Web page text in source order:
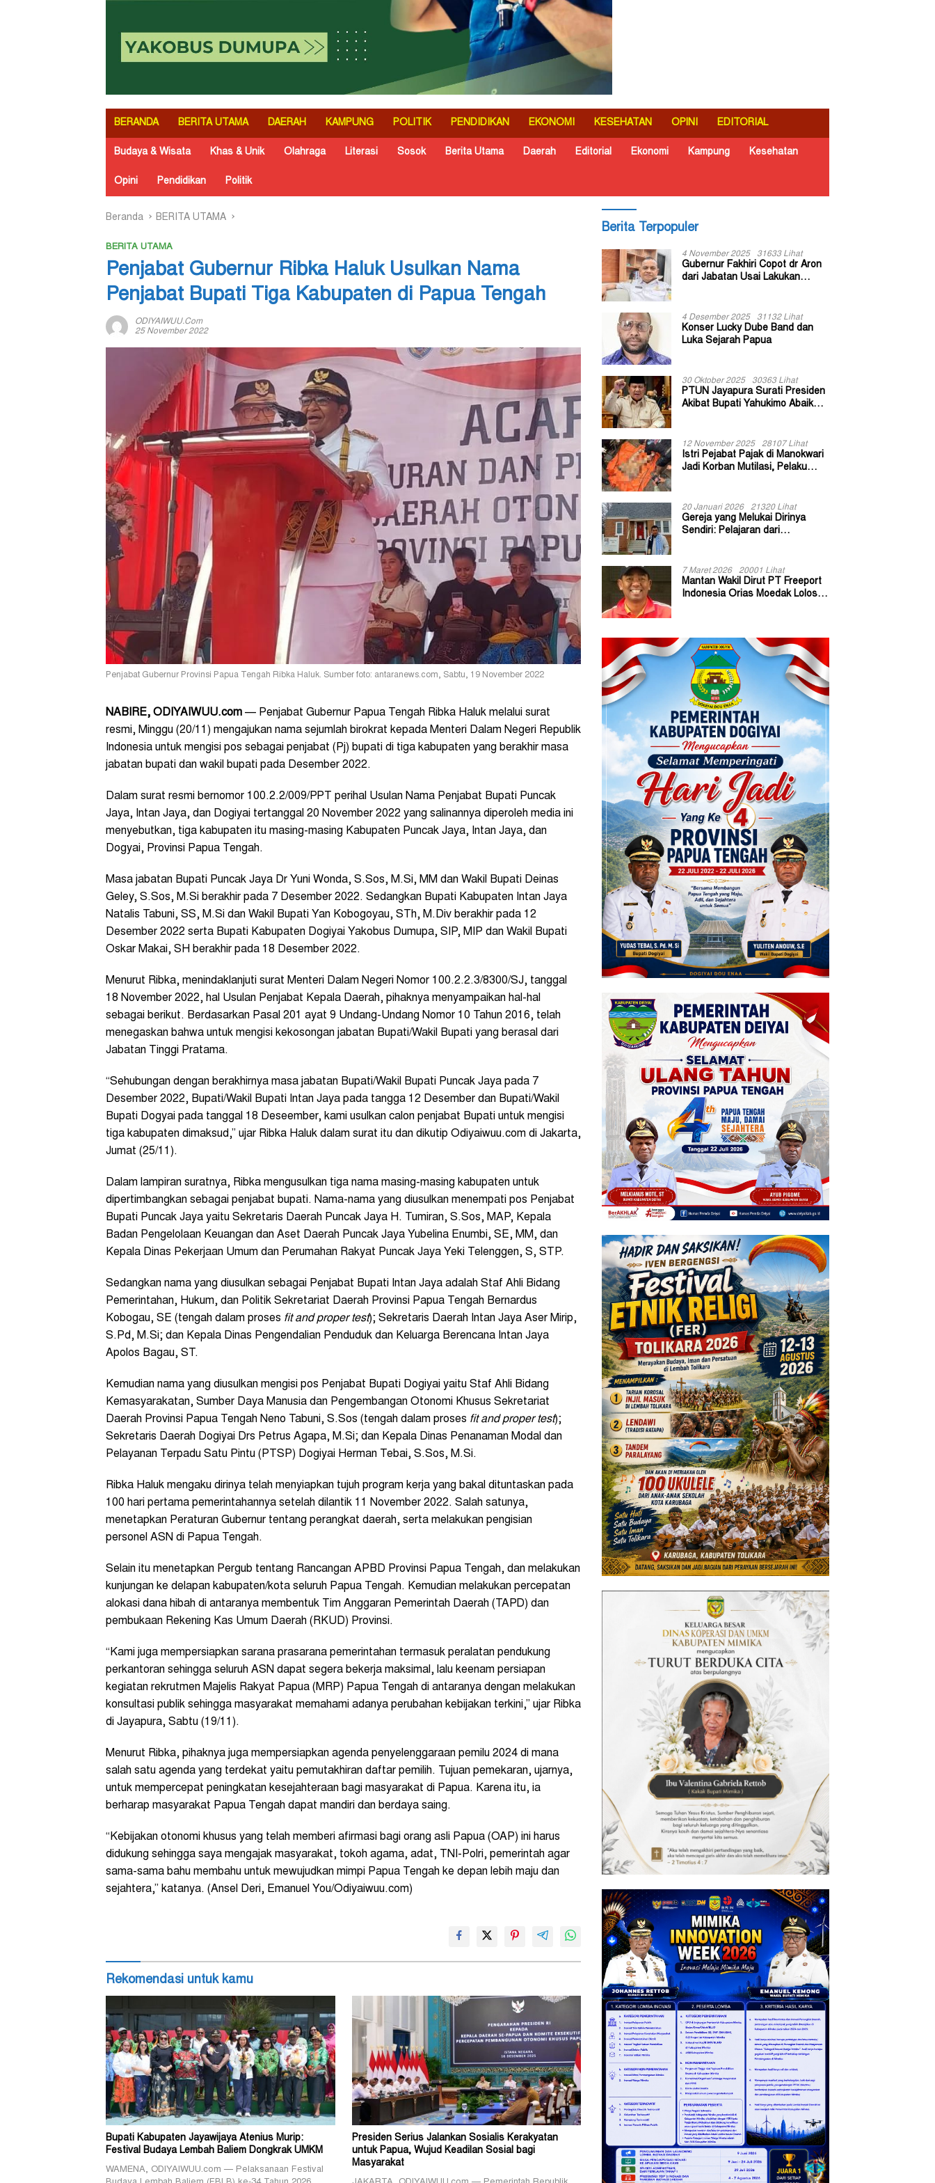
BERANDA BERITA UTAMA DAERAH KAMPUNG POLITIK PENDIDIKAN EKONOMI KESEHATAN OPINI EDITORIAL
Budaya & Wisata Khas & Unik Olahraga Literasi Sosok Berita Utama Daerah Editorial Ekonomi Kampung Kesehatan
Opini Pendidikan Politik
Beranda BERITA UTAMA
BERITA UTAMA
Penjabat Gubernur Ribka Haluk Usulkan Nama
Penjabat Bupati Tiga Kabupaten di Papua Tengah
ODIYAIWUU.com
25 November 2022
Penjabat Gubernur Provinsi Papua Tengah Ribka Haluk. Sumber foto: antaranews.com, Sabtu, 19 November 2022
NABIRE, ODIYAIWUU.com — Penjabat Gubernur Papua Tengah Ribka Haluk melalui surat
resmi, Minggu (20/11) mengajukan nama sejumlah birokrat kepada Menteri Dalam Negeri Republik
Indonesia untuk mengisi pos sebagai penjabat (Pj) bupati di tiga kabupaten yang berakhir masa
jabatan bupati dan wakil bupati pada Desember 2022.
Dalam surat resmi bernomor 100.2.2/009/PPT perihal Usulan Nama Penjabat Bupati Puncak
Jaya, Intan Jaya, dan Dogiyai tertanggal 20 November 2022 yang salinannya diperoleh media ini
menyebutkan, tiga kabupaten itu masing-masing Kabupaten Puncak Jaya, Intan Jaya, dan
Dogyai, Provinsi Papua Tengah.
Masa jabatan Bupati Puncak Jaya Dr Yuni Wonda, S.Sos, M.Si, MM dan Wakil Bupati Deinas
Geley, S.Sos, M.Si berakhir pada 7 Desember 2022. Sedangkan Bupati Kabupaten Intan Jaya
Natalis Tabuni, SS, M.Si dan Wakil Bupati Yan Kobogoyau, STh, M.Div berakhir pada 12
Desember 2022 serta Bupati Kabupaten Dogiyai Yakobus Dumupa, SIP, MIP dan Wakil Bupati
Oskar Makai, SH berakhir pada 18 Desember 2022.
Menurut Ribka, menindaklanjuti surat Menteri Dalam Negeri Nomor 100.2.2.3/8300/SJ, tanggal
18 November 2022, hal Usulan Penjabat Kepala Daerah, pihaknya menyampaikan hal-hal
sebagai berikut. Berdasarkan Pasal 201 ayat 9 Undang-Undang Nomor 10 Tahun 2016, telah
menegaskan bahwa untuk mengisi kekosongan jabatan Bupati/Wakil Bupati yang berasal dari
Jabatan Tinggi Pratama.
“Sehubungan dengan berakhirnya masa jabatan Bupati/Wakil Bupati Puncak Jaya pada 7
Desember 2022, Bupati/Wakil Bupati Intan Jaya pada tangga 12 Desember dan Bupati/Wakil
Bupati Dogyai pada tanggal 18 Deseember, kami usulkan calon penjabat Bupati untuk mengisi
tiga kabupaten dimaksud,” ujar Ribka Haluk dalam surat itu dan dikutip Odiyaiwuu.com di Jakarta,
Jumat (25/11).
Dalam lampiran suratnya, Ribka mengusulkan tiga nama masing-masing kabupaten untuk
dipertimbangkan sebagai penjabat bupati. Nama-nama yang diusulkan menempati pos Penjabat
Bupati Puncak Jaya yaitu Sekretaris Daerah Puncak Jaya H. Tumiran, S.Sos, MAP, Kepala
Badan Pengelolaan Keuangan dan Aset Daerah Puncak Jaya Yubelina Enumbi, SE, MM, dan
Kepala Dinas Pekerjaan Umum dan Perumahan Rakyat Puncak Jaya Yeki Telenggen, S, STP.
Sedangkan nama yang diusulkan sebagai Penjabat Bupati Intan Jaya adalah Staf Ahli Bidang
Pemerintahan, Hukum, dan Politik Sekretariat Daerah Provinsi Papua Tengah Bernardus
Kobogau, SE (tengah dalam proses fit and proper test); Sekretaris Daerah Intan Jaya Aser Mirip,
S.Pd, M.Si; dan Kepala Dinas Pengendalian Penduduk dan Keluarga Berencana Intan Jaya
Apolos Bagau, ST.
Kemudian nama yang diusulkan mengisi pos Penjabat Bupati Dogiyai yaitu Staf Ahli Bidang
Kemasyarakatan, Sumber Daya Manusia dan Pengembangan Otonomi Khusus Sekretariat
Daerah Provinsi Papua Tengah Neno Tabuni, S.Sos (tengah dalam proses fit and proper test);
Sekretaris Daerah Dogiyai Drs Petrus Agapa, M.Si; dan Kepala Dinas Penanaman Modal dan
Pelayanan Terpadu Satu Pintu (PTSP) Dogiyai Herman Tebai, S.Sos, M.Si.
Ribka Haluk mengaku dirinya telah menyiapkan tujuh program kerja yang bakal dituntaskan pada
100 hari pertama pemerintahannya setelah dilantik 11 November 2022. Salah satunya,
menetapkan Peraturan Gubernur tentang perangkat daerah, serta melakukan pengisian
personel ASN di Papua Tengah.
Selain itu menetapkan Pergub tentang Rancangan APBD Provinsi Papua Tengah, dan melakukan
kunjungan ke delapan kabupaten/kota seluruh Papua Tengah. Kemudian melakukan percepatan
alokasi dana hibah di antaranya membentuk Tim Anggaran Pemerintah Daerah (TAPD) dan
pembukaan Rekening Kas Umum Daerah (RKUD) Provinsi.
“Kami juga mempersiapkan sarana prasarana pemerintahan termasuk peralatan pendukung
perkantoran sehingga seluruh ASN dapat segera bekerja maksimal, lalu keenam persiapan
kegiatan rekrutmen Majelis Rakyat Papua (MRP) Papua Tengah di antaranya dengan melakukan
konsultasi publik sehingga masyarakat memahami adanya perubahan kebijakan terkini,” ujar Ribka
di Jayapura, Sabtu (19/11).
Menurut Ribka, pihaknya juga mempersiapkan agenda penyelenggaraan pemilu 2024 di mana
salah satu agenda yang terdekat yaitu pemutakhiran daftar pemilih. Tujuan pemekaran, ujarnya,
untuk mempercepat peningkatan kesejahteraan bagi masyarakat di Papua. Karena itu, ia
berharap masyarakat Papua Tengah dapat mandiri dan berdaya saing.
“Kebijakan otonomi khusus yang telah memberi afirmasi bagi orang asli Papua (OAP) ini harus
didukung sehingga saya mengajak masyarakat, tokoh agama, adat, TNI-Polri, pemerintah agar
sama-sama bahu membahu untuk mewujudkan mimpi Papua Tengah ke depan lebih maju dan
sejahtera,” katanya. (Ansel Deri, Emanuel You/Odiyaiwuu.com)
Rekomendasi untuk kamu
Bupati Kabupaten Jayawijaya Atenius Murip:
Festival Budaya Lembah Baliem Dongkrak UMKM
WAMENA, ODIYAIWUU.com — Pelaksanaan Festival
Presiden Serius Jalankan Sosialis Kerakyatan
untuk Papua, Wujud Keadilan Sosial bagi
Masyarakat
Berita Terpopuler
4 November 2025 31633 Lihat
Gubernur Fakhiri Copot dr Aron
dari Jabatan Usai Lakukan
4 Desember 2025 31132 Lihat
Konser Lucky Dube Band dan
Luka Sejarah Papua
30 Oktober 2025 30363 Lihat
PTUN Jayapura Surati Presiden
Akibat Bupati Yahukimo Abaikan
12 November 2025 28107 Lihat
Istri Pejabat Pajak di Manokwari
Jadi Korban Mutilasi, Pelaku
20 Januari 2026 21320 Lihat
Gereja yang Melukai Dirinya
Sendiri: Pelajaran dari
7 Maret 2026 20001 Lihat
Mantan Wakil Dirut PT Freeport
Indonesia Orias Moedak Lolos